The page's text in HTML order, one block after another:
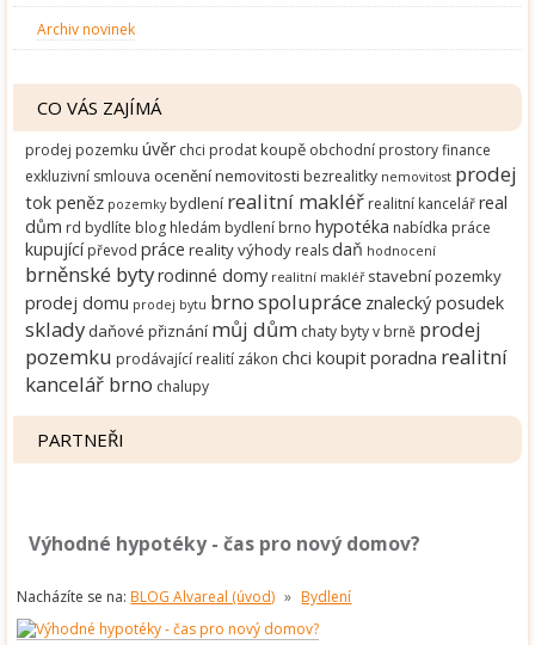
Archiv novinek
CO VÁS ZAJÍMÁ
prodej pozemku úvěr chci prodat koupě obchodní prostory finance
exkluzivní smlouva ocenění nemovitosti bezrealitky nemovitost prodej
tok peněz pozemky bydlení realitní makléř realitní kancelář real
dům rd bydlíte blog hledám bydlení brno hypotéka nabídka práce
kupující převod práce realityvýhody reals daň hodnocení
brněnské bytyrodinné domy realitní makléř stavební pozemky
prodej domu prodej bytu brnospolupráce znalecký posudek
sklady daňové přiznání můj dům chaty byty v brně prodej
pozemku prodávající realití zákon chci koupitporadna realitní
kancelář brno chalupy
PARTNEŘI
Výhodné hypotéky - čas pro nový domov?
Nacházíte se na: BLOG Alvareal (úvod) » Bydlení